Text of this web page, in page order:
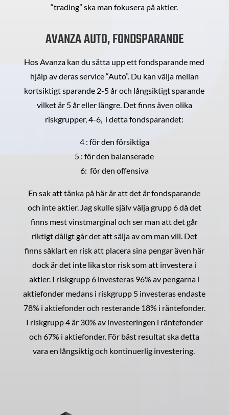
“trading” ska man fokusera på aktier.
AVANZA AUTO, FONDSPARANDE
Hos Avanza kan du sätta upp ett fondsparande med
hjälp av deras service “Auto”. Du kan välja mellan
kortsiktigt sparande 2-5 år och långsiktigt sparande
vilket är 5 år eller längre. Det finns även olika
riskgrupper, 4-6, i detta fondsparandet:
4 : för den försiktiga
5 : för den balanserade
6: för den offensiva
En sak att tänka på här är att det är fondsparande
och inte aktier. Jag skulle själv välja grupp 6 då det
finns mest vinstmarginal och ser man att det går
riktigt dåligt går det att sälja av om man vill. Det
finns såklart en risk att placera sina pengar även här
dock är det inte lika stor risk som att investera i
aktier. I riskgrupp 6 investeras 96% av pengarna i
aktiefonder medans i riskgrupp 5 investeras endaste
78% i aktiefonder och resterande 18% i räntefonder.
I riskgrupp 4 är 30% av investeringen i räntefonder
och 67% i aktiefonder. För bäst resultat ska detta
vara en långsiktig och kontinuerlig investering.